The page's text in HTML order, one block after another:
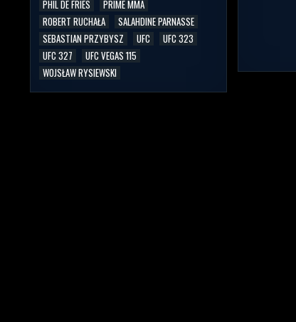
PHIL DE FRIES
PRIME MMA
ROBERT RUCHAŁA
SALAHDINE PARNASSE
SEBASTIAN PRZYBYSZ
UFC
UFC 323
UFC 327
UFC VEGAS 115
WOJSŁAW RYSIEWSKI